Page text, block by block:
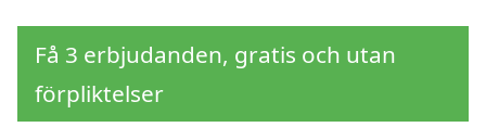
Få 3 erbjudanden, gratis och utan
förpliktelser